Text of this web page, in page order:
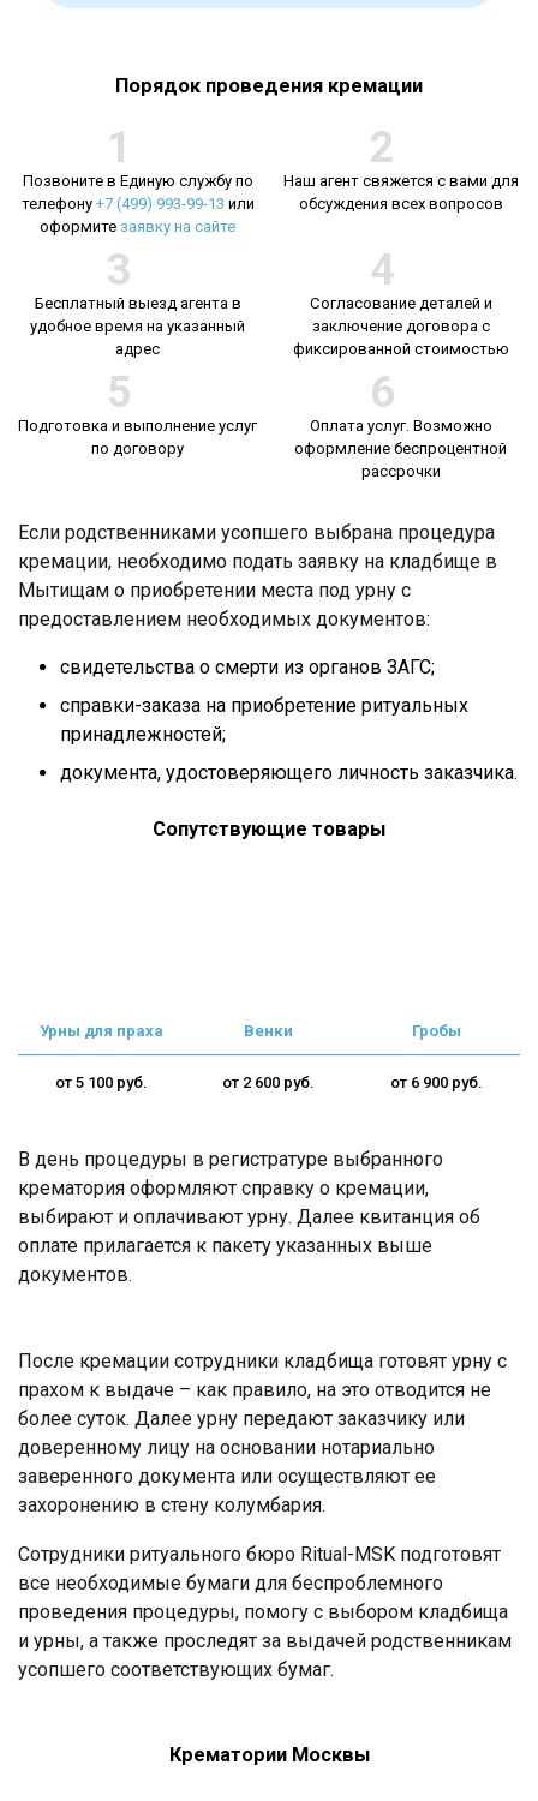
Порядок проведения кремации
1
Позвоните в Единую службу по
телефону +7 (499) 993-99-13 или
оформите заявку на сайте
2
Наш агент свяжется с вами для
обсуждения всех вопросов
3
Бесплатный выезд агента в
удобное время на указанный
адрес
4
Согласование деталей и
заключение договора с
фиксированной стоимостью
5
Подготовка и выполнение услуг
по договору
6
Оплата услуг. Возможно
оформление беспроцентной
рассрочки
Если родственниками усопшего выбрана процедура
кремации, необходимо подать заявку на кладбище в
Мытищам о приобретении места под урну с
предоставлением необходимых документов:
свидетельства о смерти из органов ЗАГС;
справки-заказа на приобретение ритуальных
принадлежностей;
документа, удостоверяющего личность заказчика.
Сопутствующие товары
Урны для праха
от 5 100 руб.
Венки
от 2 600 руб.
Гробы
от 6 900 руб.
В день процедуры в регистратуре выбранного
крематория оформляют справку о кремации,
выбирают и оплачивают урну. Далее квитанция об
оплате прилагается к пакету указанных выше
документов.
После кремации сотрудники кладбища готовят урну с
прахом к выдаче – как правило, на это отводится не
более суток. Далее урну передают заказчику или
доверенному лицу на основании нотариально
заверенного документа или осуществляют ее
захоронению в стену колумбария.
Сотрудники ритуального бюро Ritual-MSK подготовят
все необходимые бумаги для беспроблемного
проведения процедуры, помогу с выбором кладбища
и урны, а также проследят за выдачей родственникам
усопшего соответствующих бумаг.
Крематории Москвы